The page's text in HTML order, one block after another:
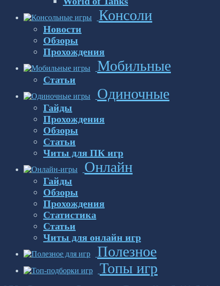
Консоли
Новости
Обзоры
Прохождения
Мобильные
Статьи
Одиночные
Гайды
Прохождения
Обзоры
Статьи
Читы для ПК игр
Онлайн
Гайды
Обзоры
Прохождения
Статистика
Статьи
Читы для онлайн игр
Полезное
Топы игр